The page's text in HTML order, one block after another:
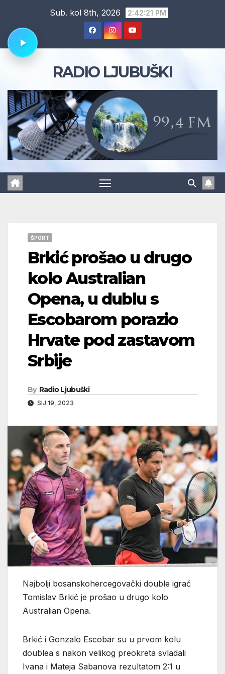
content
Sub. kol 8th, 2026 2:42:22 PM
RADIO LJUBUŠKI
ŠPORT
Brkić prošao u drugo
kolo Australian
Opena, u dublu s
Escobarom porazio
Hrvate pod zastavom
Srbije
By Radio Ljubuški
SIJ 19, 2023
Najbolji bosanskohercegovački double igrač
Tomislav Brkić je prošao u drugo kolo
Australian Opena.
Brkić i Gonzalo Escobar su u prvom kolu
doublea s nakon velikog preokreta svladali
Ivana i Mateja Sabanova rezultatom 2:1 u